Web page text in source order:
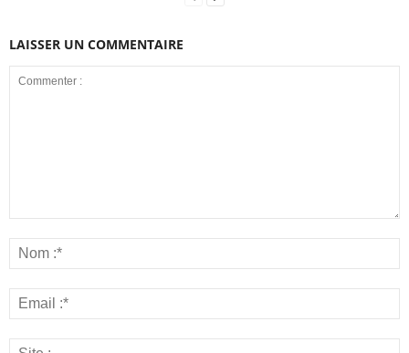
LAISSER UN COMMENTAIRE